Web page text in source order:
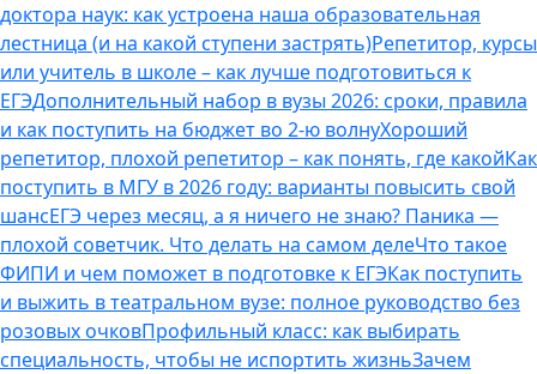
доктора наук: как устроена наша образовательная
лестница (и на какой ступени застрять)Репетитор, курсы
или учитель в школе – как лучше подготовиться к
ЕГЭДополнительный набор в вузы 2026: сроки, правила
и как поступить на бюджет во 2‑ю волнуХороший
репетитор, плохой репетитор – как понять, где какойКак
поступить в МГУ в 2026 году: варианты повысить свой
шансЕГЭ через месяц, а я ничего не знаю? Паника —
плохой советчик. Что делать на самом делеЧто такое
ФИПИ и чем поможет в подготовке к ЕГЭКак поступить
и выжить в театральном вузе: полное руководство без
розовых очковПрофильный класс: как выбирать
специальность, чтобы не испортить жизньЗачем